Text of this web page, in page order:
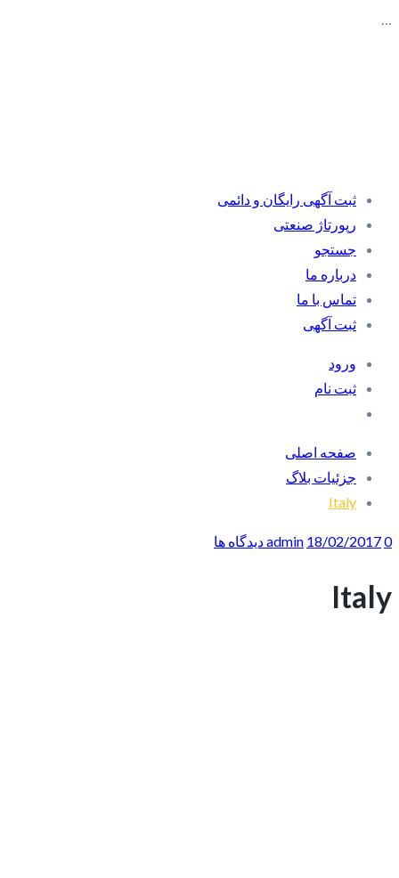
…
ثبت آگهی رایگان و دائمی
رپورتاژ صنعتی
جستجو
درباره ما
تماس با ما
ثبت آگهی
ورود
ثبت نام
صفحه اصلی
جزئیات بلاگ
Italy
admin 18/02/20170 دیدگاه ها
Italy